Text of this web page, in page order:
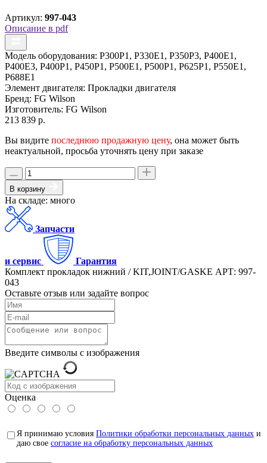
Артикул: 997-043
Описание в pdf
Модель оборудования: P300P1, P330E1, P350P3, P400E1,
P400E3, P400P1, P450P1, P500E1, P500P1, P625P1, P550E1,
P688E1
Элемент двигателя: Прокладки двигателя
Бренд: FG Wilson
Изготовитель: FG Wilson
213 839 р.
Вы видите последнюю продажную цену, она может быть
неактуальной, просьба уточнять цену при заказе
В корзину
На складе: много
Запчасти
и сервис
Гарантия
Комплект прокладок нижний / KIT,JOINT/GASKE АРТ: 997-
043
Оставьте отзыв или задайте вопрос
Введите символы с изображения
Оценка
Я принимаю условия Политики обработки персональных данных и
даю свое согласие на обработку персональных данных